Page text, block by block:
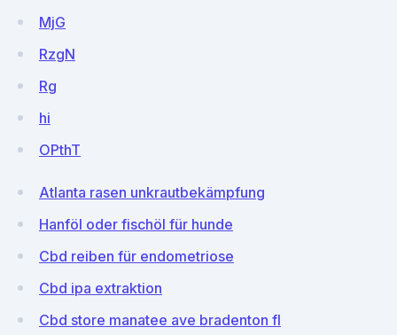
MjG
RzgN
Rg
hi
OPthT
Atlanta rasen unkrautbekämpfung
Hanföl oder fischöl für hunde
Cbd reiben für endometriose
Cbd ipa extraktion
Cbd store manatee ave bradenton fl